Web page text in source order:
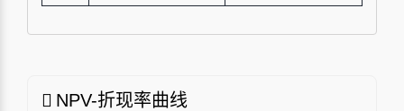
NPV-折现率曲线